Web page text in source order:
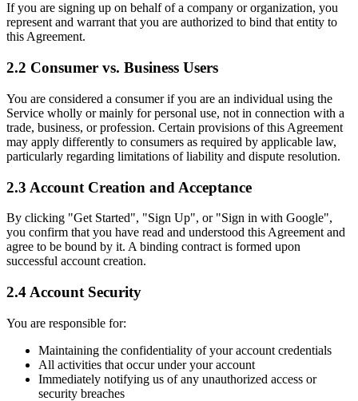
If you are signing up on behalf of a company or organization, you
represent and warrant that you are authorized to bind that entity to
this Agreement.
2.2 Consumer vs. Business Users
You are considered a consumer if you are an individual using the
Service wholly or mainly for personal use, not in connection with a
trade, business, or profession. Certain provisions of this Agreement
may apply differently to consumers as required by applicable law,
particularly regarding limitations of liability and dispute resolution.
2.3 Account Creation and Acceptance
By clicking "Get Started", "Sign Up", or "Sign in with Google",
you confirm that you have read and understood this Agreement and
agree to be bound by it. A binding contract is formed upon
successful account creation.
2.4 Account Security
You are responsible for:
Maintaining the confidentiality of your account credentials
All activities that occur under your account
Immediately notifying us of any unauthorized access or
security breaches